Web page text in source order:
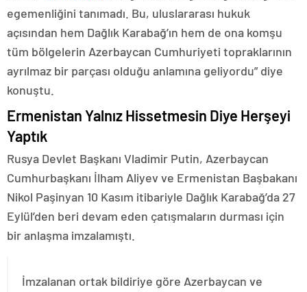
egemenliğini tanımadı. Bu, uluslararası hukuk
açısından hem Dağlık Karabağ’ın hem de ona komşu
tüm bölgelerin Azerbaycan Cumhuriyeti topraklarının
ayrılmaz bir parçası olduğu anlamına geliyordu” diye
konuştu.
Ermenistan Yalnız Hissetmesin Diye Herşeyi
Yaptık
Rusya Devlet Başkanı Vladimir Putin, Azerbaycan
Cumhurbaşkanı İlham Aliyev ve Ermenistan Başbakanı
Nikol Paşinyan 10 Kasım itibariyle Dağlık Karabağ’da 27
Eylül’den beri devam eden çatışmaların durması için
bir anlaşma imzalamıştı.
İmzalanan ortak bildiriye göre Azerbaycan ve